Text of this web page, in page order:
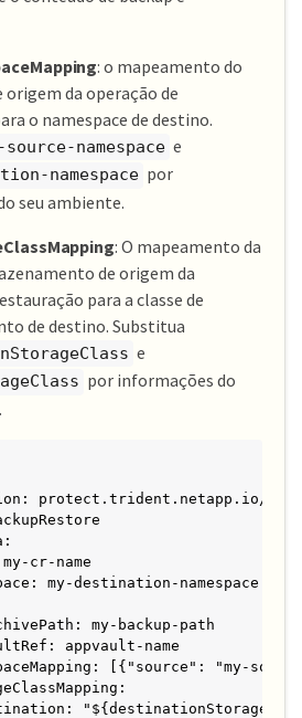
: o mapeamento do
origem da operação de
o namespace de destino.
source-namespace e
namespace por
seu ambiente.
: O mapeamento da
de origem da
para a classe de
de destino. Substitua
e
por informações do
protect.trident.netapp.io/v1
cr-name
my-destination-namespace
my-backup-path
appvault-name
[{"source": "my-